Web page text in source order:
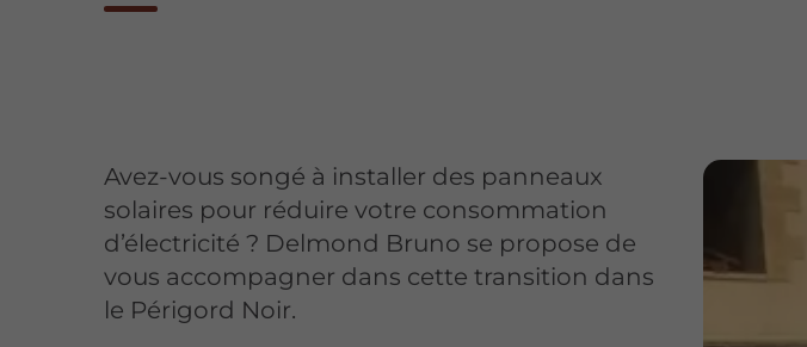
Avez-vous songé à installer des panneaux
solaires pour réduire votre consommation
d’électricité ? Delmond Bruno se propose de
vous accompagner dans cette transition dans
le Périgord Noir.